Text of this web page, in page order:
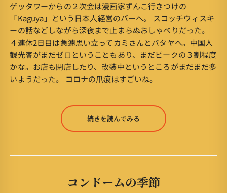
ゲッタワーからの２次会は漫画家ずんこ行きつけの
「Kaguya」という日本人経営のバーへ。 スコッチウィスキ
ーの話などしながら深夜まで止まらぬおしゃべりだった。
４連休2日目は急遽思い立ってカミさんとパタヤへ。中国人
観光客がまだゼロということもあり、まだピークの３割程度
かな。お店も閉店したり、改装中というところがまだまだ多
いようだった。 コロナの爪痕はすごいね。
続きを読んでみる
コンドームの季節